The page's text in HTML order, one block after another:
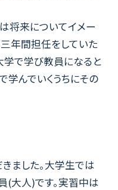
将来についてイメー
三年間担任をしていた
学で学び教員になると
学んでいくうちにその
ました。大学生では
(大人)です。実習中は